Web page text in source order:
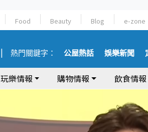
Food Beauty Blog e-zone
熱門關鍵字： 公屋熱話 娛樂新聞
玩樂情報 購物情報 飲食情報